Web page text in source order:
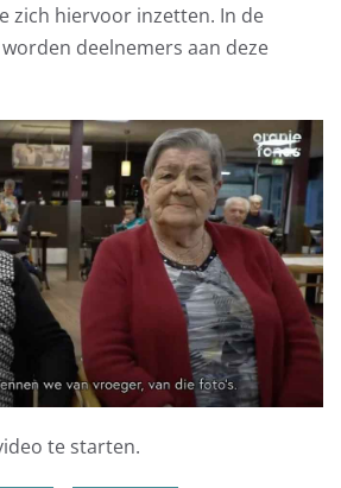
zich hiervoor inzetten. In de
deelnemers aan deze
te starten.